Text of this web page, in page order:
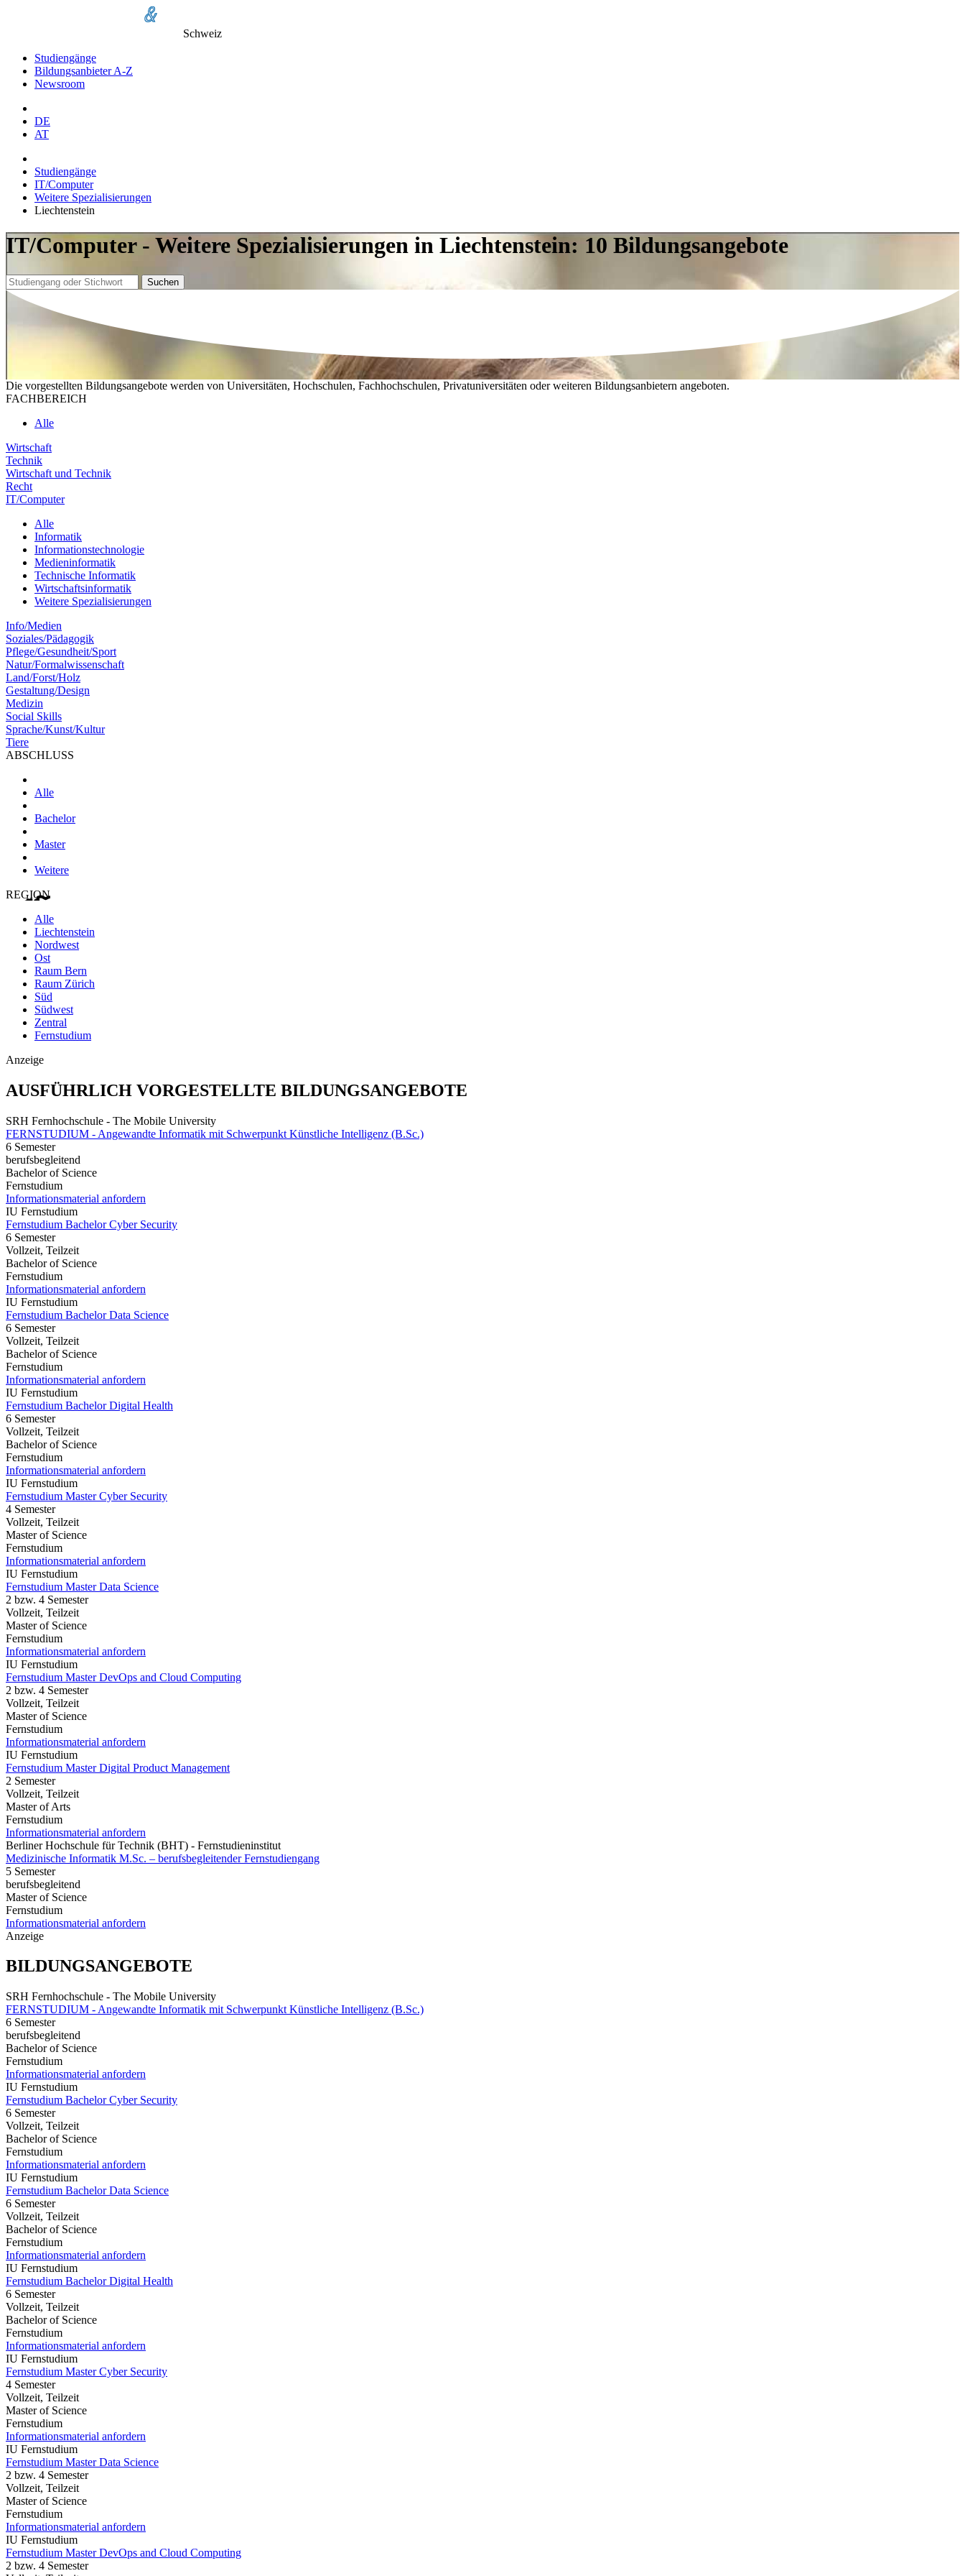
Schweiz
Studiengänge
Bildungsanbieter A-Z
Newsroom
DE
AT
Studiengänge
IT/Computer
Weitere Spezialisierungen
Liechtenstein
IT/Computer - Weitere Spezialisierungen in Liechtenstein: 10 Bildungsangebote
Suchen
Die vorgestellten Bildungsangebote werden von Universitäten, Hochschulen, Fachhochschulen, Privatuniversitäten oder weiteren Bildungsanbietern angeboten.
FACHBEREICH
Alle
Wirtschaft
Technik
Wirtschaft und Technik
Recht
IT/Computer
Alle
Informatik
Informationstechnologie
Medieninformatik
Technische Informatik
Wirtschaftsinformatik
Weitere Spezialisierungen
Info/Medien
Soziales/Pädagogik
Pflege/Gesundheit/Sport
Natur/Formalwissenschaft
Land/Forst/Holz
Gestaltung/Design
Medizin
Social Skills
Sprache/Kunst/Kultur
Tiere
ABSCHLUSS
Alle
Bachelor
Master
Weitere
REGION
Alle
Liechtenstein
Nordwest
Ost
Raum Bern
Raum Zürich
Süd
Südwest
Zentral
Fernstudium
Anzeige
AUSFÜHRLICH VORGESTELLTE BILDUNGSANGEBOTE
SRH Fernhochschule - The Mobile University
FERNSTUDIUM - Angewandte Informatik mit Schwerpunkt Künstliche Intelligenz (B.Sc.)
6 Semester
berufsbegleitend
Bachelor of Science
Fernstudium
Informationsmaterial anfordern
IU Fernstudium
Fernstudium Bachelor Cyber Security
6 Semester
Vollzeit, Teilzeit
Bachelor of Science
Fernstudium
Informationsmaterial anfordern
IU Fernstudium
Fernstudium Bachelor Data Science
6 Semester
Vollzeit, Teilzeit
Bachelor of Science
Fernstudium
Informationsmaterial anfordern
IU Fernstudium
Fernstudium Bachelor Digital Health
6 Semester
Vollzeit, Teilzeit
Bachelor of Science
Fernstudium
Informationsmaterial anfordern
IU Fernstudium
Fernstudium Master Cyber Security
4 Semester
Vollzeit, Teilzeit
Master of Science
Fernstudium
Informationsmaterial anfordern
IU Fernstudium
Fernstudium Master Data Science
2 bzw. 4 Semester
Vollzeit, Teilzeit
Master of Science
Fernstudium
Informationsmaterial anfordern
IU Fernstudium
Fernstudium Master DevOps and Cloud Computing
2 bzw. 4 Semester
Vollzeit, Teilzeit
Master of Science
Fernstudium
Informationsmaterial anfordern
IU Fernstudium
Fernstudium Master Digital Product Management
2 Semester
Vollzeit, Teilzeit
Master of Arts
Fernstudium
Informationsmaterial anfordern
Berliner Hochschule für Technik (BHT) - Fernstudieninstitut
Medizinische Informatik M.Sc. – berufsbegleitender Fernstudiengang
5 Semester
berufsbegleitend
Master of Science
Fernstudium
Informationsmaterial anfordern
Anzeige
BILDUNGSANGEBOTE
SRH Fernhochschule - The Mobile University
FERNSTUDIUM - Angewandte Informatik mit Schwerpunkt Künstliche Intelligenz (B.Sc.)
6 Semester
berufsbegleitend
Bachelor of Science
Fernstudium
Informationsmaterial anfordern
IU Fernstudium
Fernstudium Bachelor Cyber Security
6 Semester
Vollzeit, Teilzeit
Bachelor of Science
Fernstudium
Informationsmaterial anfordern
IU Fernstudium
Fernstudium Bachelor Data Science
6 Semester
Vollzeit, Teilzeit
Bachelor of Science
Fernstudium
Informationsmaterial anfordern
IU Fernstudium
Fernstudium Bachelor Digital Health
6 Semester
Vollzeit, Teilzeit
Bachelor of Science
Fernstudium
Informationsmaterial anfordern
IU Fernstudium
Fernstudium Master Cyber Security
4 Semester
Vollzeit, Teilzeit
Master of Science
Fernstudium
Informationsmaterial anfordern
IU Fernstudium
Fernstudium Master Data Science
2 bzw. 4 Semester
Vollzeit, Teilzeit
Master of Science
Fernstudium
Informationsmaterial anfordern
IU Fernstudium
Fernstudium Master DevOps and Cloud Computing
2 bzw. 4 Semester